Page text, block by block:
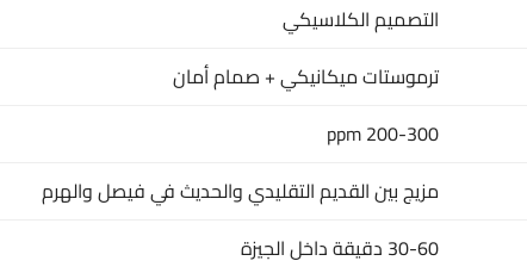
التصميم الكلاسيكي
ترموستات ميكانيكي + صمام أمان
200-300 ppm
مزيج بين القديم التقليدي والحديث في فيصل والهرم
30-60 دقيقة داخل الجيزة